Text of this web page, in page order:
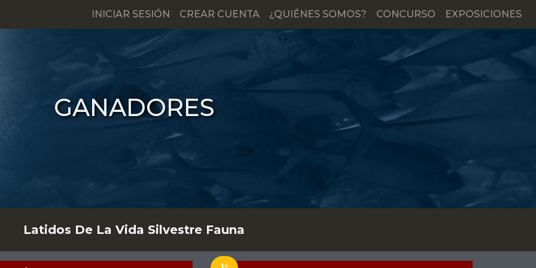
INICIAR SESIÓN CREAR CUENTA ¿QUIÉNES SOMOS? CONCURSO EXPOSICIONES
GANADORES
Latidos De La Vida Silvestre Fauna